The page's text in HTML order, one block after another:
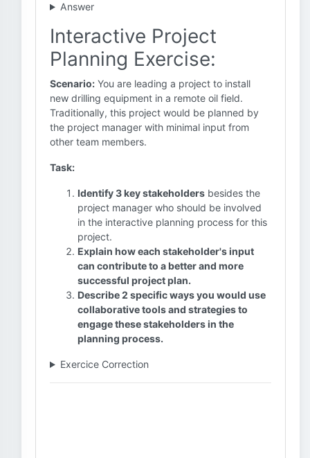
Answer
Interactive Project
Planning Exercise:
Scenario: You are leading a project to install
new drilling equipment in a remote oil field.
Traditionally, this project would be planned by
the project manager with minimal input from
other team members.
Task:
Identify 3 key stakeholders besides the
project manager who should be involved
in the interactive planning process for this
project.
Explain how each stakeholder's input
can contribute to a better and more
successful project plan.
Describe 2 specific ways you would use
collaborative tools and strategies to
engage these stakeholders in the
planning process.
Exercice Correction